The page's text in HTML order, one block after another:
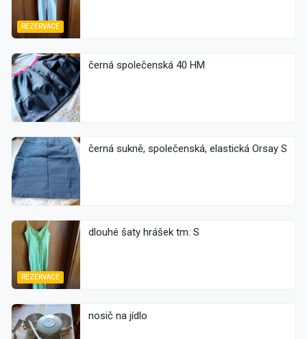
REZERVACE
černá společenská 40 HM
černá sukně, společenská, elastická Orsay S
REZERVACE
dlouhé šaty hrášek tm. S
nosič na jídlo